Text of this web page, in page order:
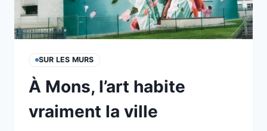
SUR LES MURS
À Mons, l’art habite
vraiment la ville